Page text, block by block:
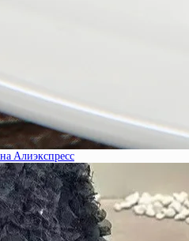
Алиэкспресс